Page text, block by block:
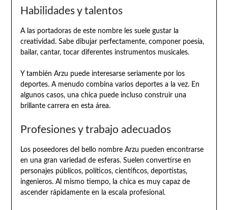
Habilidades y talentos
A las portadoras de este nombre les suele gustar la
creatividad. Sabe dibujar perfectamente, componer poesía,
bailar, cantar, tocar diferentes instrumentos musicales.
Y también Arzu puede interesarse seriamente por los
deportes. A menudo combina varios deportes a la vez. En
algunos casos, una chica puede incluso construir una
brillante carrera en esta área.
Profesiones y trabajo adecuados
Los poseedores del bello nombre Arzu pueden encontrarse
en una gran variedad de esferas. Suelen convertirse en
personajes públicos, políticos, científicos, deportistas,
ingenieros. Al mismo tiempo, la chica es muy capaz de
ascender rápidamente en la escala profesional.